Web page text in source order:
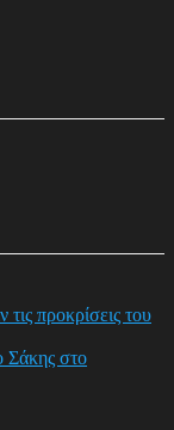
προκρίσεις του
Σάκης στο